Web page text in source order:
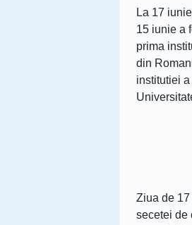
La 17
15 iunie a
prima
din
institutiei
Ziua de
secetei de